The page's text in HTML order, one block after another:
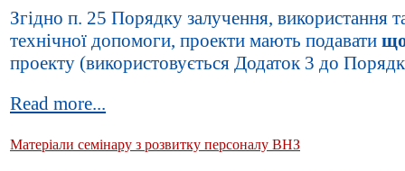
Згідно п. 25 Порядку залучення, використання
технічної допомоги, проекти мають подавати
проекту (використовується Додаток 3 до
Read more...
Матеріали семінару з розвитку персоналу ВНЗ